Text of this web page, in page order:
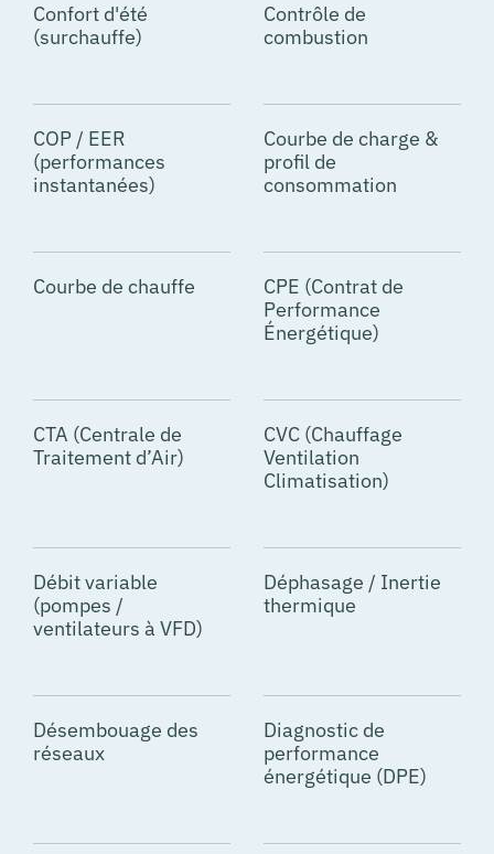
Confort d'été
(surchauffe)
Contrôle de
combustion
COP / EER
(performances
instantanées)
Courbe de charge &
profil de
consommation
Courbe de chauffe
CPE (Contrat de
Performance
Énergétique)
CTA (Centrale de
Traitement d’Air)
CVC (Chauffage
Ventilation
Climatisation)
Débit variable
(pompes /
ventilateurs à VFD)
Déphasage / Inertie
thermique
Désembouage des
réseaux
Diagnostic de
performance
énergétique (DPE)